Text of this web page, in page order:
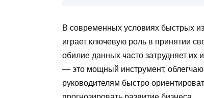
В современных условиях быстрых
играет ключевую роль в принятии
обилие данных часто затрудняет
— это мощный инструмент,
руководителям быстро